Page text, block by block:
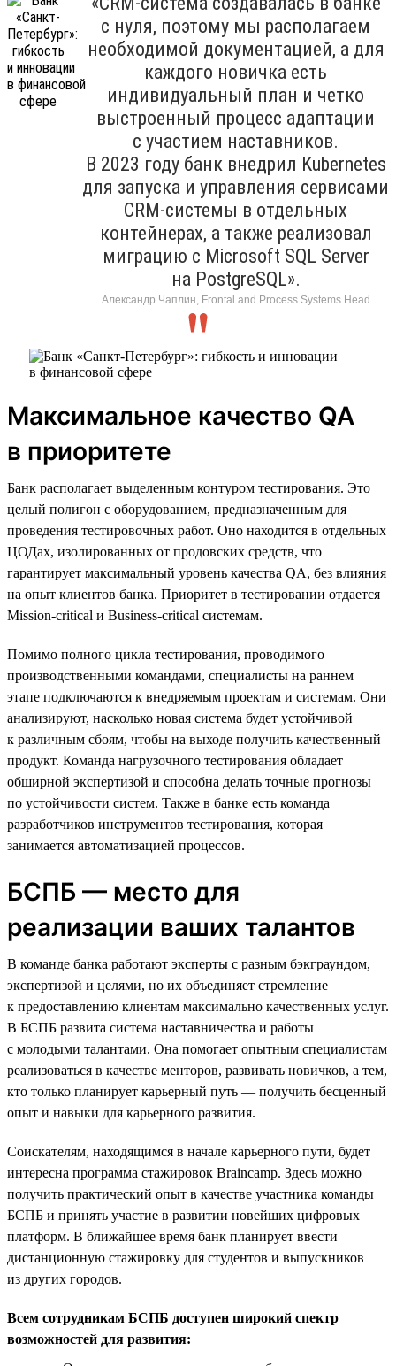
с нуля, поэтому мы располагаем
необходимой документацией, а для
каждого новичка есть
индивидуальный план и четко
выстроенный процесс адаптации
с участием наставников.
В 2023 году банк внедрил Kubernetes
для запуска и управления сервисами
CRM-системы в отдельных
контейнерах, а также реализовал
миграцию с Microsoft SQL Server
на PostgreSQL».
Александр Чаплин, Frontal and Process Systems Head
Максимальное качество QA
в приоритете
Банк располагает выделенным контуром тестирования. Это
целый полигон с оборудованием, предназначенным для
проведения тестировочных работ. Оно находится в отдельных
ЦОДах, изолированных от продовских средств, что
гарантирует максимальный уровень качества QA, без влияния
на опыт клиентов банка. Приоритет в тестировании отдается
Mission-critical и Business-critical системам.
Помимо полного цикла тестирования, проводимого
производственными командами, специалисты на раннем
этапе подключаются к внедряемым проектам и системам. Они
анализируют, насколько новая система будет устойчивой
к различным сбоям, чтобы на выходе получить качественный
продукт. Команда нагрузочного тестирования обладает
обширной экспертизой и способна делать точные прогнозы
по устойчивости систем. Также в банке есть команда
разработчиков инструментов тестирования, которая
занимается автоматизацией процессов.
БСПБ — место для
реализации ваших талантов
В команде банка работают эксперты с разным бэкграундом,
экспертизой и целями, но их объединяет стремление
к предоставлению клиентам максимально качественных услуг.
В БСПБ развита система наставничества и работы
с молодыми талантами. Она помогает опытным специалистам
реализоваться в качестве менторов, развивать новичков, а тем,
кто только планирует карьерный путь — получить бесценный
опыт и навыки для карьерного развития.
Соискателям, находящимся в начале карьерного пути, будет
интересна программа стажировок Braincamp. Здесь можно
получить практический опыт в качестве участника команды
БСПБ и принять участие в развитии новейших цифровых
платформ. В ближайшее время банк планирует ввести
дистанционную стажировку для студентов и выпускников
из других городов.
Всем сотрудникам БСПБ доступен широкий спектр
возможностей для развития: